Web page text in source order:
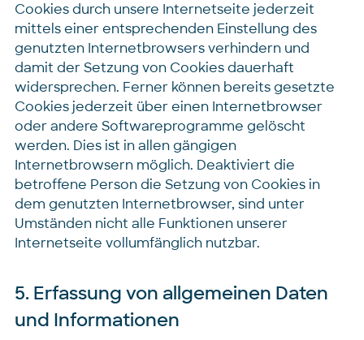
Cookies durch unsere Internetseite jederzeit
mittels einer entsprechenden Einstellung des
genutzten Internetbrowsers verhindern und
damit der Setzung von Cookies dauerhaft
widersprechen. Ferner können bereits gesetzte
Cookies jederzeit über einen Internetbrowser
oder andere Softwareprogramme gelöscht
werden. Dies ist in allen gängigen
Internetbrowsern möglich. Deaktiviert die
betroffene Person die Setzung von Cookies in
dem genutzten Internetbrowser, sind unter
Umständen nicht alle Funktionen unserer
Internetseite vollumfänglich nutzbar.
5. Erfassung von allgemeinen Daten
und Informationen